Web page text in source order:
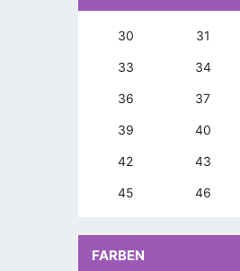
30 31
33 34
36 37
39 40
42 43
45 46
FARBEN